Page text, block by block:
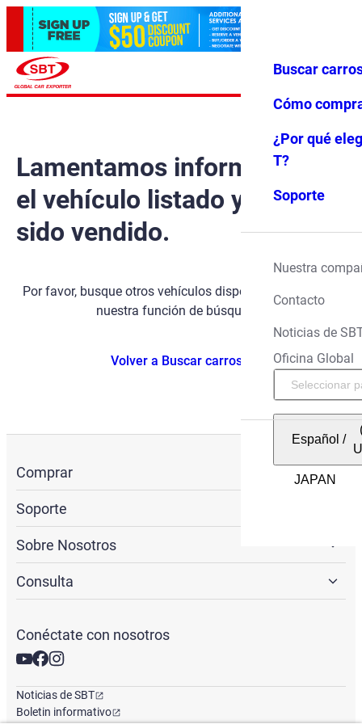
Favoritos Menú
Buscar
Cómo
¿Por qué
T?
Soporte
Nuestra
Contacto
Noticias de
Oficina Global
Español /
Lamentamos informarle que
el vehículo listado ya ha
sido vendido.
Por favor, busque otros vehículos disponibles utilizando
nuestra función de búsqueda.
Volver a Buscar carros
Comprar
Soporte
Sobre Nosotros
Consulta
Conéctate con nosotros
Noticias de SBT
Boletin informativo